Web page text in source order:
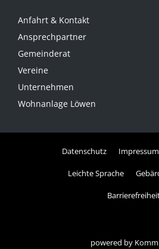
Anfahrt & Kontakt
Ansprechpartner
Gemeinderat
Vereine
Unternehmen
Wohnanlage Löwen
Datenschutz Impressum
Leichte Sprache
powered by